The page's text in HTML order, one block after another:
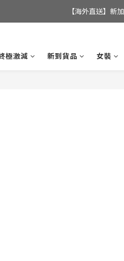
全店滿$350，即可
【海外直送】新
極激減
新到貨品 女裝